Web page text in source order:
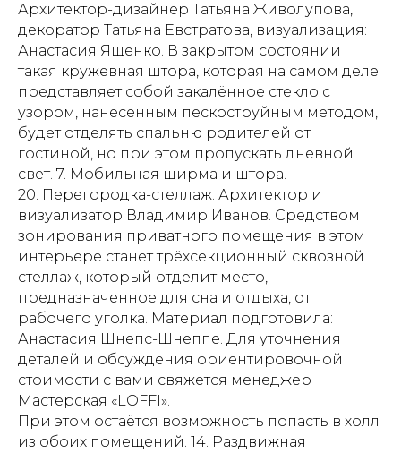
Архитектор-дизайнер Татьяна Живолупова,
декоратор Татьяна Евстратова, визуализация:
Анастасия Ященко. В закрытом состоянии
такая кружевная штора, которая на самом деле
представляет собой закалённое стекло с
узором, нанесённым пескоструйным методом,
будет отделять спальню родителей от
гостиной, но при этом пропускать дневной
свет. 7. Мобильная ширма и штора.
20. Перегородка-стеллаж. Архитектор и
визуализатор Владимир Иванов. Средством
зонирования приватного помещения в этом
интерьере станет трёхсекционный сквозной
стеллаж, который отделит место,
предназначенное для сна и отдыха, от
рабочего уголка. Материал подготовила:
Анастасия Шнепс-Шнеппе. Для уточнения
деталей и обсуждения ориентировочной
стоимости с вами свяжется менеджер
Мастерская «LOFFI».
При этом остаётся возможность попасть в холл
из обоих помещений. 14. Раздвижная